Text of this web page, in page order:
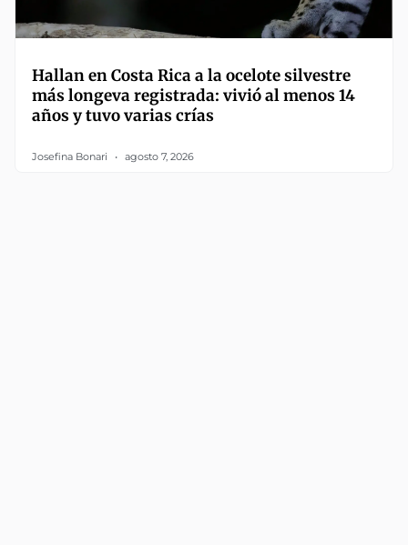
Hallan en Costa Rica a la ocelote silvestre
más longeva registrada: vivió al menos 14
años y tuvo varias crías
Josefina Bonari agosto 7, 2026